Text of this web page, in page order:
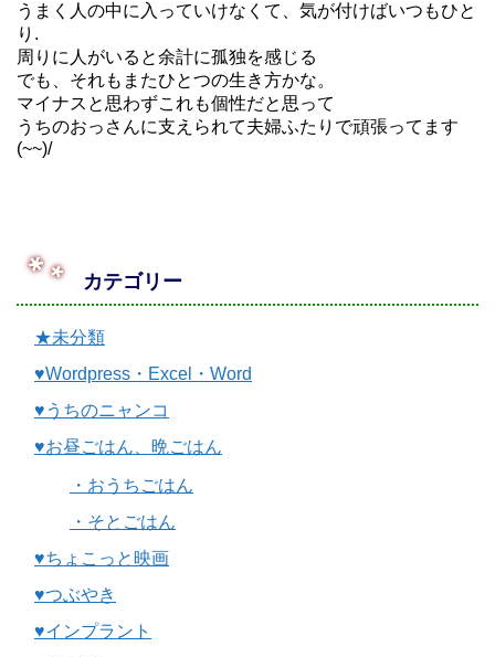
うまく人の中に入っていけなくて、気が付けばいつもひと
り.
周りに人がいると余計に孤独を感じる
でも、それもまたひとつの生き方かな。
マイナスと思わずこれも個性だと思って
うちのおっさんに支えられて夫婦ふたりで頑張ってます
(~~)/
カテゴリー
★未分類
♥Wordpress・Excel・Word
♥うちのニャンコ
♥お昼ごはん、晩ごはん
・おうちごはん
・そとごはん
♥ちょこっと映画
♥つぶやき
♥インプラント